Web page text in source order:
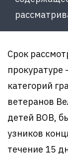
Срок
прокуратуре
категорий
ветеранов
детей ВОВ,
узников
течение 15